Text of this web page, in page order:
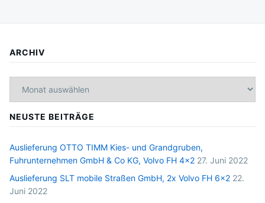
ARCHIV
NEUSTE BEITRÄGE
Auslieferung OTTO TIMM Kies- und Grandgruben,
Fuhrunternehmen GmbH & Co KG, Volvo FH 4×2 27. Juni 2022
Auslieferung SLT mobile Straßen GmbH, 2x Volvo FH 6×2 22.
Juni 2022